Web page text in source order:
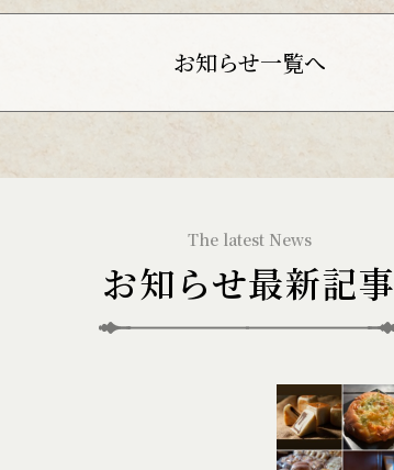
お知らせ一覧へ
お知らせ最新記事